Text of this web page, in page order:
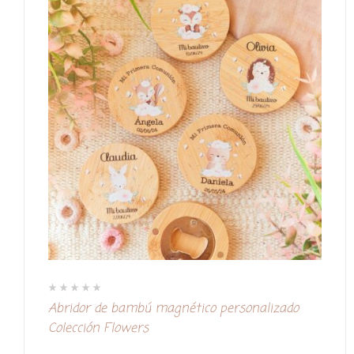
Abridor de bambú magnético personalizado
Colección Flowers
a
o
r